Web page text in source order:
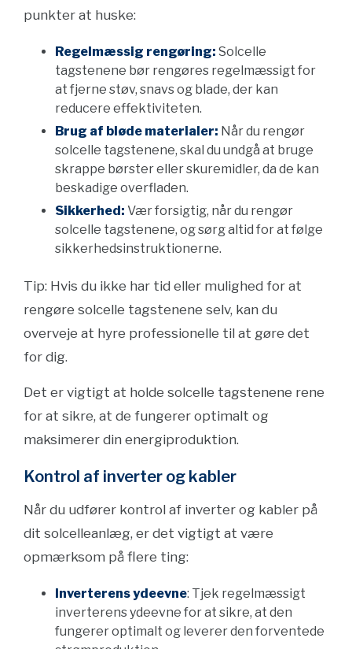
punkter at huske:
Regelmæssig rengøring: Solcelle
tagstenene bør rengøres regelmæssigt for
at fjerne støv, snavs og blade, der kan
reducere effektiviteten.
Brug af bløde materialer: Når du rengør
solcelle tagstenene, skal du undgå at bruge
skrappe børster eller skuremidler, da de kan
beskadige overfladen.
Sikkerhed: Vær forsigtig, når du rengør
solcelle tagstenene, og sørg altid for at følge
sikkerhedsinstruktionerne.
Tip: Hvis du ikke har tid eller mulighed for at
rengøre solcelle tagstenene selv, kan du
overveje at hyre professionelle til at gøre det
for dig.
Det er vigtigt at holde solcelle tagstenene rene
for at sikre, at de fungerer optimalt og
maksimerer din energiproduktion.
Kontrol af inverter og kabler
Når du udfører kontrol af inverter og kabler på
dit solcelleanlæg, er det vigtigt at være
opmærksom på flere ting:
Inverterens ydeevne: Tjek regelmæssigt
inverterens ydeevne for at sikre, at den
fungerer optimalt og leverer den forventede